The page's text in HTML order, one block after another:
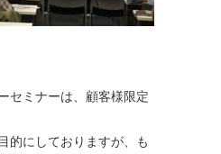
セミナーは、顧客様限定
的にしておりますが、も